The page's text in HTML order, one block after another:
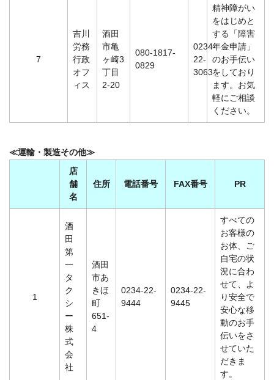
7
吉川
労務
行政
オフ
ィス
酒田
市亀
ヶ崎3
丁目
2-20
080-1817-
0829
0234-
22-
3063
精神障がい
をはじめと
する「障害
年金申請」
のお手伝い
をしており
ます。お気
軽にご相談
ください。
≪運輸・製造その他≫
店
舗
名
住所 電話番号 FAX番号 PR
1
酒
田
第
一
タ
ク
シ
ー
株
式
会
社
酒田
市あ
きほ
町
651-
4
0234-22-
9444
0234-22-
9445
すべての
お客様の
お体、ご
自宅の状
況に合わ
せて、よ
り安全で
安心な移
動のお手
伝いをさ
せていた
だきま
す。